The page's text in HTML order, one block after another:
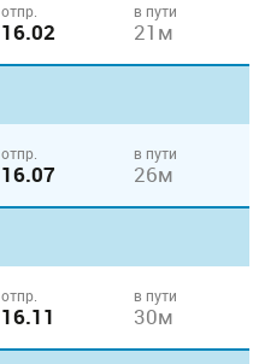
отпр.
16.02
в пути
21м
отпр.
16.07
в пути
26м
отпр.
16.11
в пути
30м